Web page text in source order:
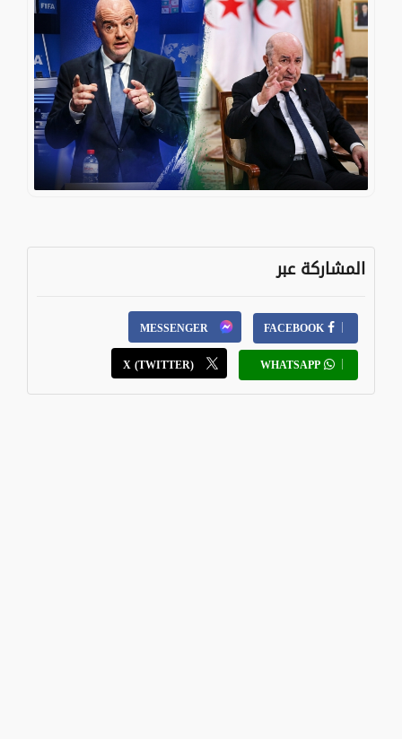
المشاركة عبر
FACEBOOK
MESSENGER
WHATSAPP
X (TWITTER)